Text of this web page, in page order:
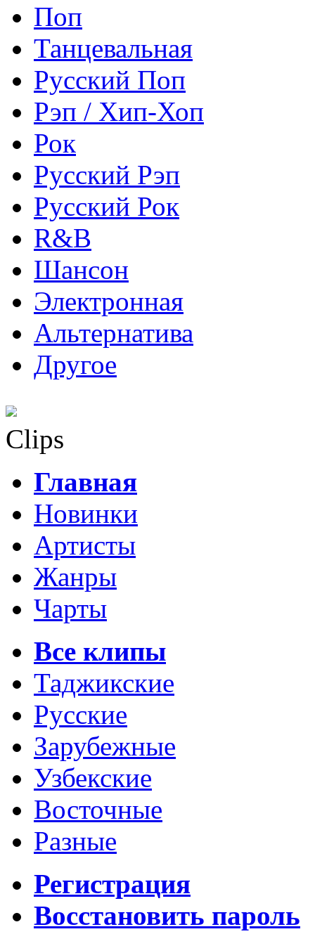
Поп
Танцевальная
Русский Поп
Рэп / Хип-Хоп
Рок
Русский Рэп
Русский Рок
R&B
Шансон
Электронная
Альтернатива
Другое
Clips
Главная
Новинки
Артисты
Жанры
Чарты
Все клипы
Таджикские
Русские
Зарубежные
Узбекские
Восточные
Разные
Регистрация
Восстановить пароль